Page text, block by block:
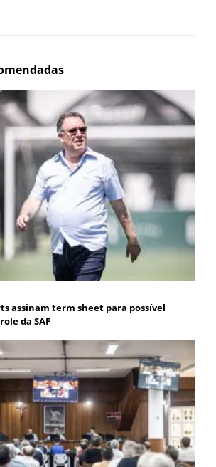
assinam term sheet para possível
da SAF